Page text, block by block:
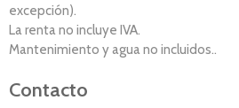
excepción).
La renta no incluye IVA.
Mantenimiento y agua no incluidos..
Contacto